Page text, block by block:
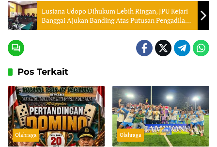
Lusiana Udopo Dihukum Lebih Ringan, JPU Kejari
Banggai Ajukan Banding Atas Putusan Pengadilan
Tipikor PN Palu
Pos Terkait
Olahraga Olahraga